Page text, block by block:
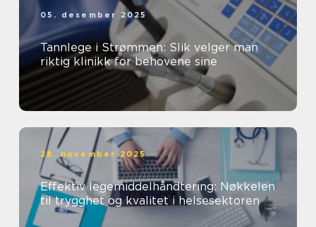
05. desember 2025
Tannlege i Strømmen: Slik velger man
riktig klinikk for behovene sine
28. november 2025
Effektiv legemiddelhåndtering: Nøkkelen
til trygghet og kvalitet i helsesektoren